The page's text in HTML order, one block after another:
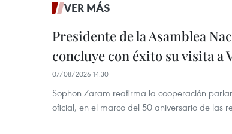
VER MÁS
Presidente de la Asamblea
concluye con éxito su visita a
07/08/2026 14:30
Sophon Zaram reafirma la cooperación
oficial, en el marco del 50 aniversario de las